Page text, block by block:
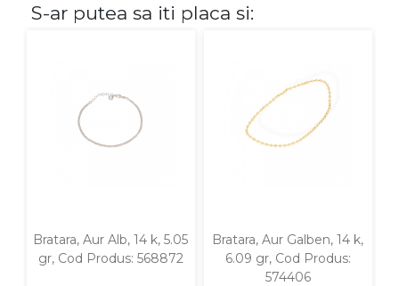
S-ar putea sa iti placa si:
Bratara, Aur Alb, 14 k, 5.05
gr, Cod Produs: 568872
Bratara, Aur Galben, 14 k,
6.09 gr, Cod Produs:
574406